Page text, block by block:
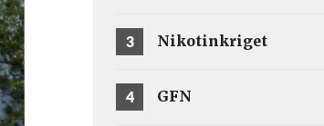
3 Nikotinkriget
4 GFN